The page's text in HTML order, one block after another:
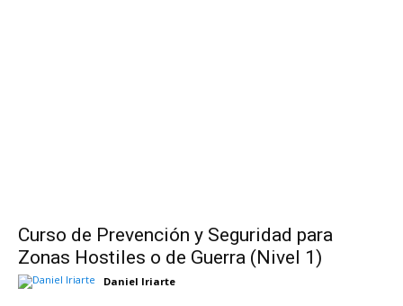
Curso de Prevención y Seguridad para
Zonas Hostiles o de Guerra (Nivel 1)
Daniel Iriarte